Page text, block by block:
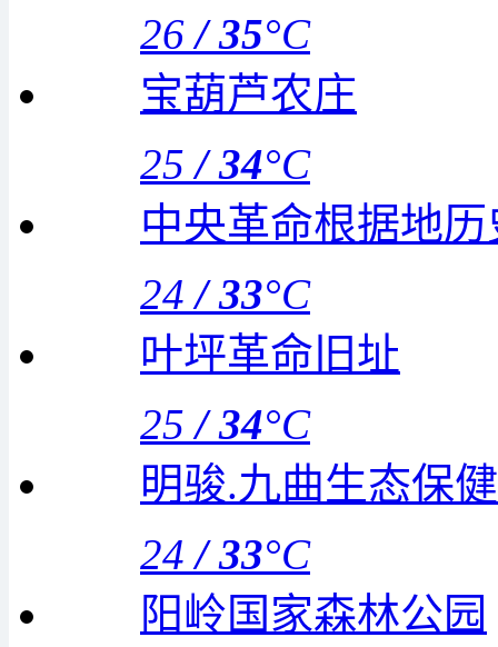
26 /35°C
宝葫芦农庄
25 /34°C
中央革命根据地
24 /33°C
叶坪革命旧址
25 /34°C
明骏.九曲生态保
24 /33°C
阳岭国家森林公园